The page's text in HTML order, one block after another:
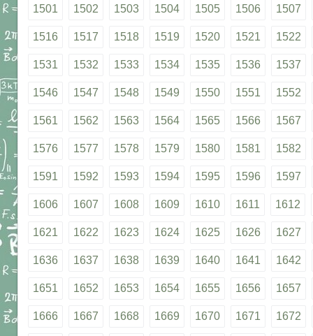
1501 1502 1503 1504 1505 1506 1507
1516 1517 1518 1519 1520 1521 1522
1531 1532 1533 1534 1535 1536 1537
1546 1547 1548 1549 1550 1551 1552
1561 1562 1563 1564 1565 1566 1567
1576 1577 1578 1579 1580 1581 1582
1591 1592 1593 1594 1595 1596 1597
1606 1607 1608 1609 1610 1611 1612
1621 1622 1623 1624 1625 1626 1627
1636 1637 1638 1639 1640 1641 1642
1651 1652 1653 1654 1655 1656 1657
1666 1667 1668 1669 1670 1671 1672